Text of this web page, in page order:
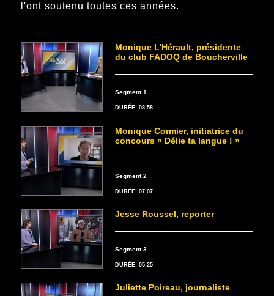
l'ont soutenu toutes ces années.
Monique L'Hérault, présidente
du club FADOQ de Boucherville
Segment 1
DURÉE: 08:58
Monique Cormier, initiatrice du
concours « Délie ta langue ! »
Segment 2
DURÉE: 07:07
Jesse Roussel, reporter
Segment 3
DURÉE: 05:25
Juliette Poireau, journaliste